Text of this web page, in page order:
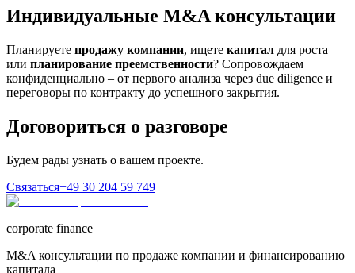
Индивидуальные M&A консультации
Планируете продажу компании, ищете капитал для роста
или планирование преемственности? Сопровождаем
конфиденциально – от первого анализа через due diligence и
переговоры по контракту до успешного закрытия.
Договориться о разговоре
Будем рады узнать о вашем проекте.
Связаться+49 30 204 59 749
corporate finance
M&A консультации по продаже компании и финансированию
капитала